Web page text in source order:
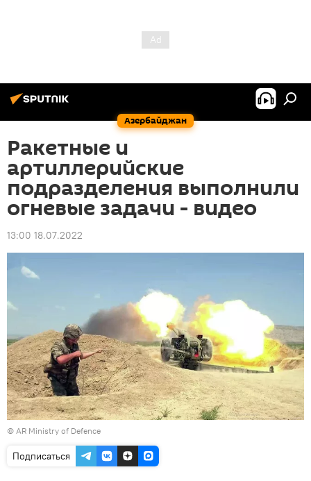
Азербайджан
Ракетные и
артиллерийские
подразделения выполнили
огневые задачи - видео
13:00 18.07.2022
© AR Ministry of Defence
Подписаться